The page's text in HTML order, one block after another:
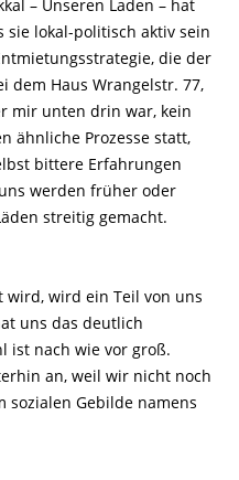
– Unseren Laden – hat
sie lokal-politisch aktiv sein
die der
dem Haus Wrangelstr. 77,
mir unten drin war, kein
ähnliche Prozesse statt,
bittere Erfahrungen
werden früher oder
streitig gemacht.
wird ein Teil von uns
uns das deutlich
ist nach wie vor groß.
an, weil wir nicht noch
sozialen Gebilde namens